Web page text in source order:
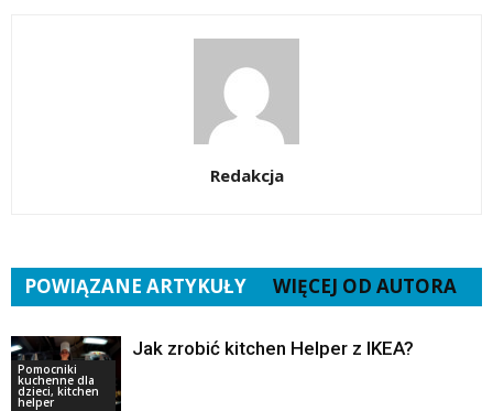
Redakcja
POWIĄZANE ARTYKUŁY WIĘCEJ OD AUTORA
Pomocniki
kuchenne dla
dzieci, kitchen
helper
Jak zrobić kitchen Helper z IKEA?